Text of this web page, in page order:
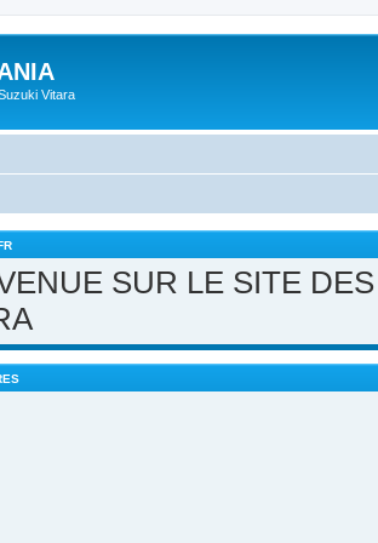
Vitara
SUR LE SITE